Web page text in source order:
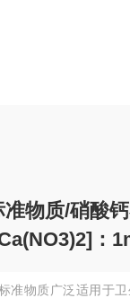
物质/硝酸
：
准物质广泛适用于卫